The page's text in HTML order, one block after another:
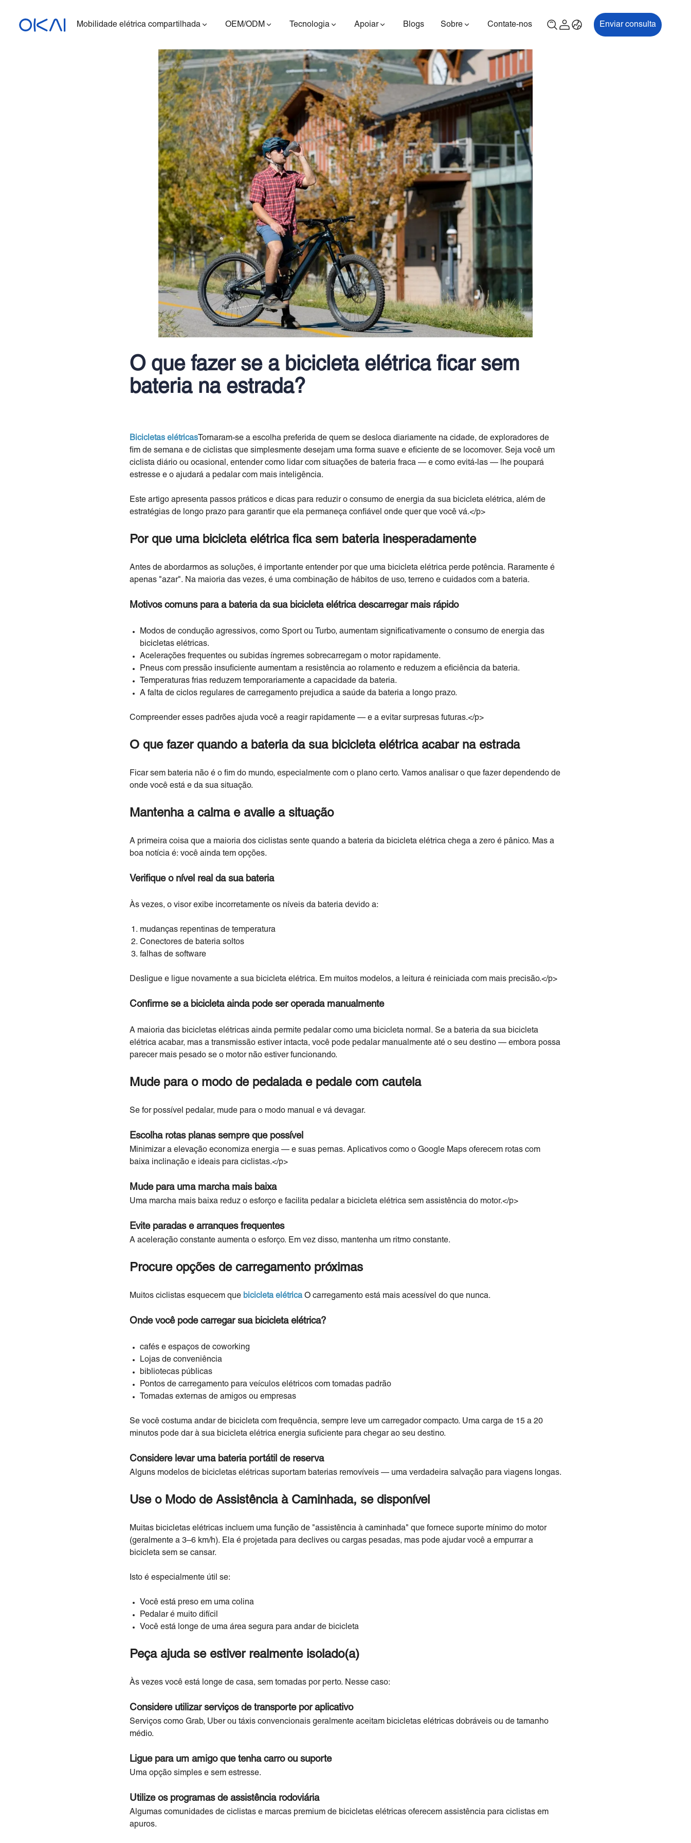
Mobilidade elétrica compartilhada OEM/ODM Tecnologia Apoiar Blogs Sobre Contate-nos
ES400A ES400AV2 ES410 ES600P
Enviar consulta
O que fazer se a bicicleta elétrica ficar sem
bateria na estrada?
Bicicletas elétricas Tornaram-se a escolha preferida de quem se desloca diariamente na cidade, de exploradores de
fim de semana e de ciclistas que simplesmente desejam uma forma suave e eficiente de se locomover. Seja você um
ciclista diário ou ocasional, entender como lidar com situações de bateria fraca — e como evitá-las — lhe poupará
estresse e o ajudará a pedalar com mais inteligência.
Este artigo apresenta passos práticos e dicas para reduzir o consumo de energia da sua bicicleta elétrica, além de
estratégias de longo prazo para garantir que ela permaneça confiável onde quer que você vá.</p>
Por que uma bicicleta elétrica fica sem bateria inesperadamente
Antes de abordarmos as soluções, é importante entender por que uma bicicleta elétrica perde potência. Raramente é
apenas "azar". Na maioria das vezes, é uma combinação de hábitos de uso, terreno e cuidados com a bateria.
Motivos comuns para a bateria da sua bicicleta elétrica descarregar mais rápido
Modos de condução agressivos, como Sport ou Turbo, aumentam significativamente o consumo de energia das
bicicletas elétricas.
Acelerações frequentes ou subidas íngremes sobrecarregam o motor rapidamente.
Pneus com pressão insuficiente aumentam a resistência ao rolamento e reduzem a eficiência da bateria.
Temperaturas frias reduzem temporariamente a capacidade da bateria.
A falta de ciclos regulares de carregamento prejudica a saúde da bateria a longo prazo.
Compreender esses padrões ajuda você a reagir rapidamente — e a evitar surpresas futuras.</p>
O que fazer quando a bateria da sua bicicleta elétrica acabar na estrada
Ficar sem bateria não é o fim do mundo, especialmente com o plano certo. Vamos analisar o que fazer dependendo de
onde você está e da sua situação.
Mantenha a calma e avalie a situação
A primeira coisa que a maioria dos ciclistas sente quando a bateria da bicicleta elétrica chega a zero é pânico. Mas a
boa notícia é: você ainda tem opções.
Verifique o nível real da sua bateria
Às vezes, o visor exibe incorretamente os níveis da bateria devido a:
mudanças repentinas de temperatura
Conectores de bateria soltos
falhas de software
Desligue e ligue novamente a sua bicicleta elétrica. Em muitos modelos, a leitura é reiniciada com mais precisão.</p>
Confirme se a bicicleta ainda pode ser operada manualmente
A maioria das bicicletas elétricas ainda permite pedalar como uma bicicleta normal. Se a bateria da sua bicicleta
elétrica acabar, mas a transmissão estiver intacta, você pode pedalar manualmente até o seu destino — embora possa
parecer mais pesado se o motor não estiver funcionando.
Mude para o modo de pedalada e pedale com cautela
Se for possível pedalar, mude para o modo manual e vá devagar.
Escolha rotas planas sempre que possível
Minimizar a elevação economiza energia — e suas pernas. Aplicativos como o Google Maps oferecem rotas com
baixa inclinação e ideais para ciclistas.</p>
Mude para uma marcha mais baixa
Uma marcha mais baixa reduz o esforço e facilita pedalar a bicicleta elétrica sem assistência do motor.</p>
Evite paradas e arranques frequentes
A aceleração constante aumenta o esforço. Em vez disso, mantenha um ritmo constante.
Procure opções de carregamento próximas
Muitos ciclistas esquecem que bicicleta elétrica O carregamento está mais acessível do que nunca.
Onde você pode carregar sua bicicleta elétrica?
cafés e espaços de coworking
Lojas de conveniência
bibliotecas públicas
Pontos de carregamento para veículos elétricos com tomadas padrão
Tomadas externas de amigos ou empresas
Se você costuma andar de bicicleta com frequência, sempre leve um carregador compacto. Uma carga de 15 a 20
minutos pode dar à sua bicicleta elétrica energia suficiente para chegar ao seu destino.
Considere levar uma bateria portátil de reserva
Alguns modelos de bicicletas elétricas suportam baterias removíveis — uma verdadeira salvação para viagens longas.
Use o Modo de Assistência à Caminhada, se disponível
Muitas bicicletas elétricas incluem uma função de "assistência à caminhada" que fornece suporte mínimo do motor
(geralmente a 3–6 km/h). Ela é projetada para declives ou cargas pesadas, mas pode ajudar você a empurrar a
bicicleta sem se cansar.
Isto é especialmente útil se:
Você está preso em uma colina
Pedalar é muito difícil
Você está longe de uma área segura para andar de bicicleta
Peça ajuda se estiver realmente isolado(a)
Às vezes você está longe de casa, sem tomadas por perto. Nesse caso:
Considere utilizar serviços de transporte por aplicativo
Serviços como Grab, Uber ou táxis convencionais geralmente aceitam bicicletas elétricas dobráveis ​​ou de tamanho
médio.
Ligue para um amigo que tenha carro ou suporte
Uma opção simples e sem estresse.
Utilize os programas de assistência rodoviária
Algumas comunidades de ciclistas e marcas premium de bicicletas elétricas oferecem assistência para ciclistas em
apuros.